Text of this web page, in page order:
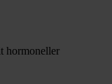
hormoneller